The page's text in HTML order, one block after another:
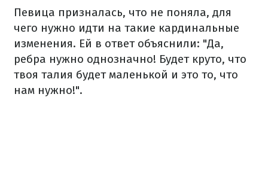
Певица призналась, что не поняла, для
чего нужно идти на такие кардинальные
изменения. Ей в ответ объяснили: "Да,
ребра нужно однозначно! Будет круто, что
твоя талия будет маленькой и это то, что
нам нужно!".